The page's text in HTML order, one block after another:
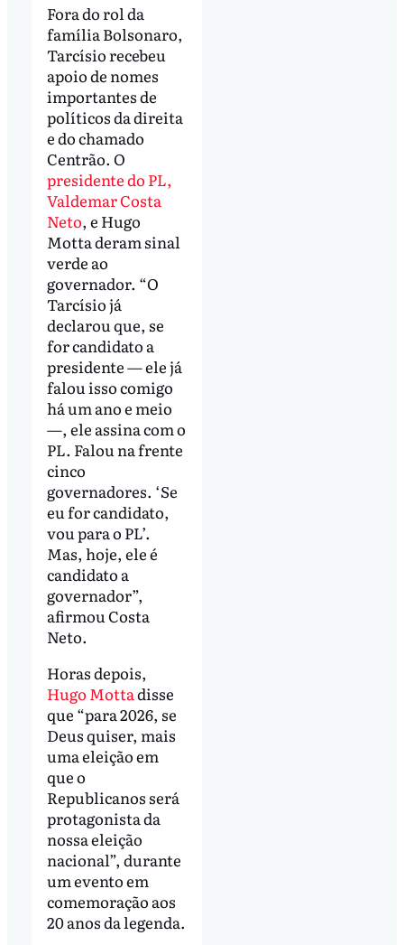
Fora do rol da
família Bolsonaro,
Tarcísio recebeu
apoio de nomes
importantes de
políticos da direita
e do chamado
Centrão. O
presidente do PL,
Valdemar Costa
Neto, e Hugo
Motta deram sinal
verde ao
governador. “O
Tarcísio já
declarou que, se
for candidato a
presidente — ele já
falou isso comigo
há um ano e meio
—, ele assina com o
PL. Falou na frente
cinco
governadores. ‘Se
eu for candidato,
vou para o PL’.
Mas, hoje, ele é
candidato a
governador”,
afirmou Costa
Neto.
Horas depois,
Hugo Mottadisse
que “para 2026, se
Deus quiser, mais
uma eleição em
que o
Republicanos será
protagonista da
nossa eleição
nacional”, durante
um evento em
comemoração aos
20 anos da legenda.